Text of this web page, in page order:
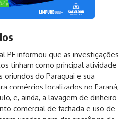
PF informou que as investigações
tinham como principal atividade
oriundos do Paraguai e sua
comércios localizados no Paraná,
e, ainda, a lavagem de dinheiro
comercial de fachada e uso de